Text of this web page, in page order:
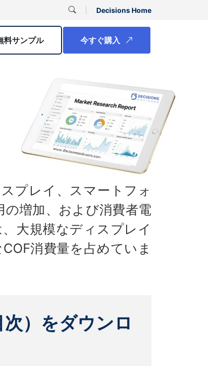
Decisions Home
料サンプル 今すぐ購入
プレイ、スマートフォ
増加、および消費者電
大規模なディスプレイ
消費量を占めていま
）をダウンロ